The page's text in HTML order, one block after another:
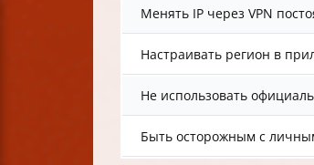
Менять IP через VPN
Настраивать регион в
Не использовать
Быть осторожным с